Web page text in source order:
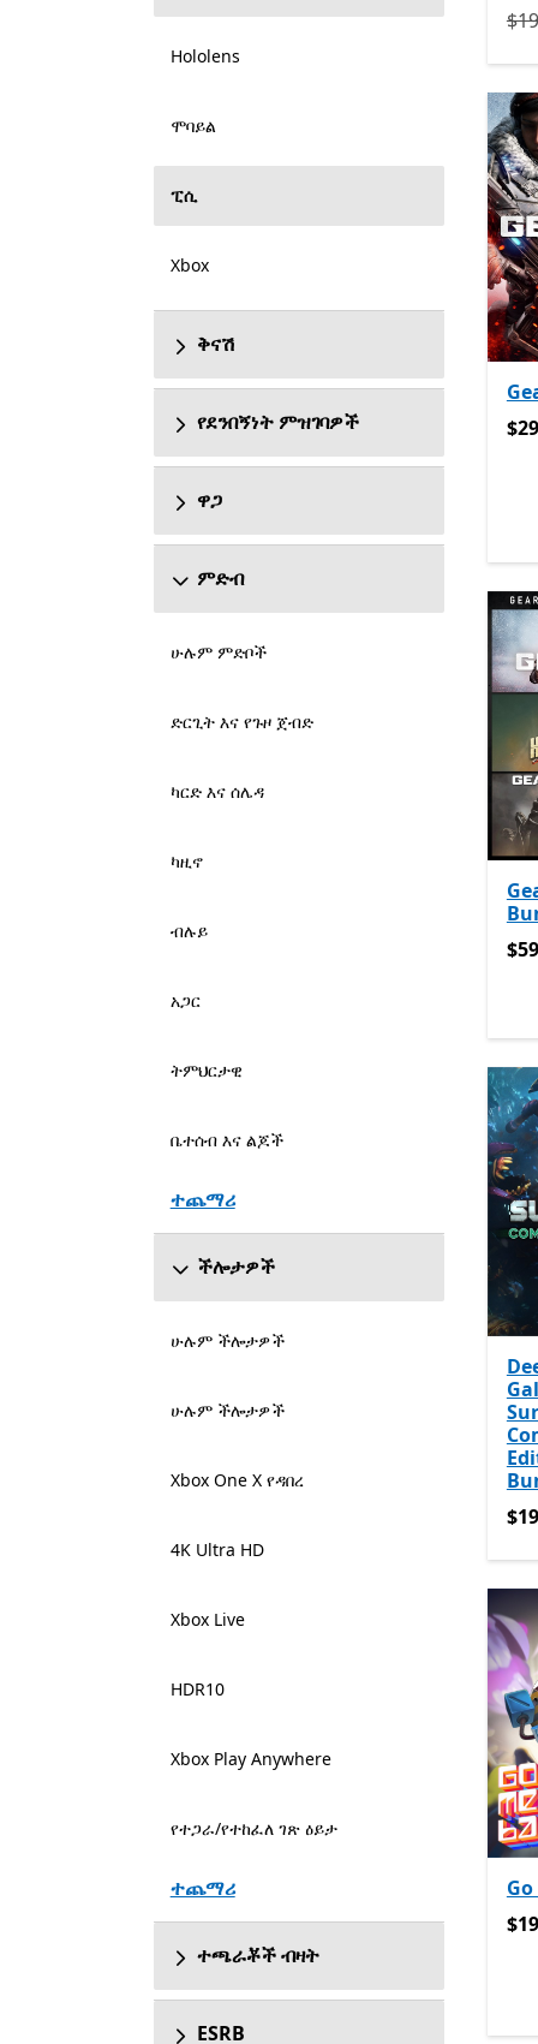
Hololens
ሞባይል
ፒሲ
Xbox
ቅናሽ
የደንበኝነት ምዝገባዎች
ዋጋ
ምድብ
ሁሉም ምድቦች
ድርጊት እና የጉዞ ጀብድ
ካርድ እና ሰሌዳ
ካዚኖ
ብሉይ
አጋር
ትምህርታዊ
ቤተሰብ እና ልጆች
ተጨማሪ
ችሎታዎች
ሁሉም ችሎታዎች
ሁሉም ችሎታዎች
Xbox One X የዳበረ
4K Ultra HD
Xbox Live
HDR10
Xbox Play Anywhere
የተጋራ/የተከፈለ ገጽ ዕይታ
ተጨማሪ
ተጫራቾች ብዛት
ESRB